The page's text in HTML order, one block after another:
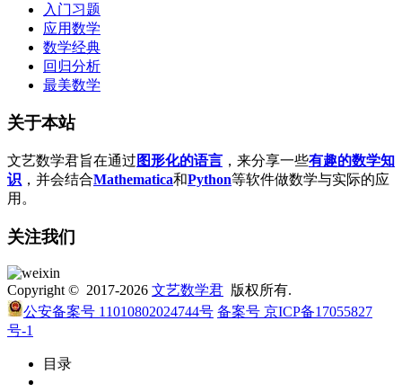
入门习题
应用数学
数学经典
回归分析
最美数学
关于本站
文艺数学君旨在通过 图形化的语言 ，来分享一些有趣的数学知
识 ，并会结合Mathematica和Python等软件做数学与实际的应
用。
关注我们
Copyright © 2017-2026 文艺数学君 版权所有.
公安备案号 11010802024744号 备案号 京ICP备17055827
号-1
目录